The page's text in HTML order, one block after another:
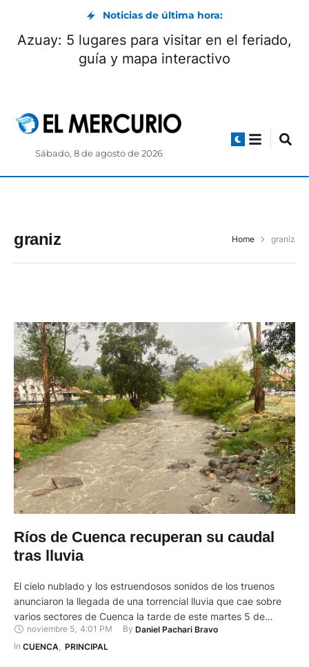
Noticias de última hora:
Azuay: 5 lugares para visitar en el feriado,
guía y mapa interactivo
Sábado, 8 de agosto de 2026
graniz Home graniz
Ríos de Cuenca recuperan su caudal
tras lluvia
El cielo nublado y los estruendosos sonidos de los truenos
anunciaron la llegada de una torrencial lluvia que cae sobre
varios sectores de Cuenca la tarde de este martes 5 de
noviembre de 2024. En menos de 30 minutos, el paisaje
cambió por completo. Las calles, que estaban calientes y
noviembre 5, 4:01 PM By Daniel Pachari Bravo
In CUENCA PRINCIPAL